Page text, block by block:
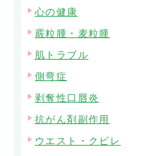
心の健康
霰粒腫・麦粒腫
肌トラブル
側弯症
剥奪性口唇炎
抗がん剤副作用
ウエスト・クビレ